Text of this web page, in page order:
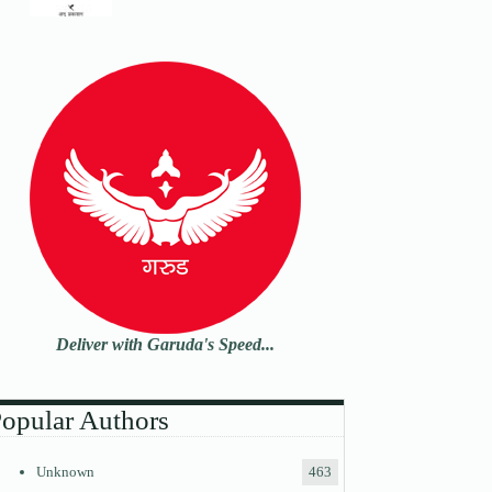
Deliver with Garuda's Speed...
Authors
Unknown 463